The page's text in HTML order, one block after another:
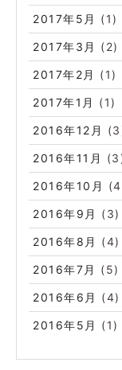
2017年5月 (1)
2017年3月 (2)
2017年2月 (1)
2017年1月 (1)
2016年12月
2016年11月
2016年10月
2016年9月 (3)
2016年8月 (4)
2016年7月 (5)
2016年6月 (4)
2016年5月 (1)